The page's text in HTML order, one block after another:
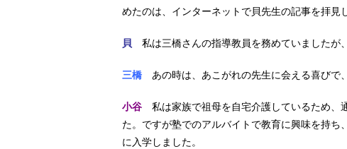
めたのは、インターネットで貝先生の記事を拝見
貝 私は三橋さんの指導教員を務めていましたが
三橋 あの時は、あこがれの先生に会える喜びで
小谷 私は家族で祖母を自宅介護しているため、
た。ですが塾でのアルバイトで教育に興味を持
に入学しました。